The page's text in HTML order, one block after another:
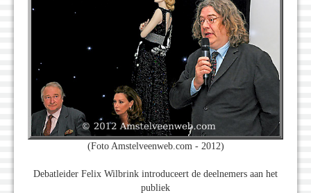
(Foto Amstelveenweb.com - 2012)
Debatleider Felix Wilbrink introduceert de deelnemers aan het
publiek